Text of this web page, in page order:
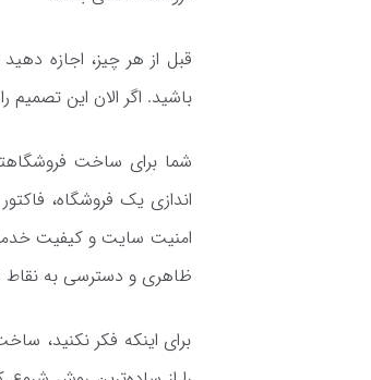
قبل از هر چیز، اجازه
باشید. اگر الان این
شما برای ساخت
اندازی یک فروشگاه،
امنیت سایت و کیفیت
ظاهری و دسترسی به نقاط
برای اینکه فکر نکنید،